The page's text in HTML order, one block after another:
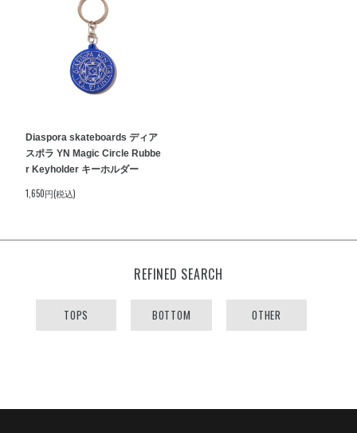
Diaspora skateboards ディア
スポラ YN Magic Circle Rubbe
r Keyholder キーホルダー
1,650円(税込)
REFINED SEARCH
TOPS BOTTOM OTHER